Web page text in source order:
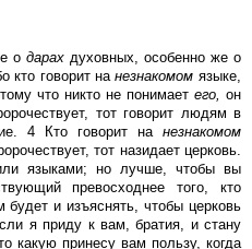
о дарахдуховных, особенно же о
кто говорит на незнакомом языке,
что никто не понимает его, он
тот говорит людям в
4 Кто говорит на незнакомом
тот назидает церковь.
языками; но лучше, чтобы вы
превосходнее того, кто
будет и изъяснять, чтобы церковь
я приду к вам, братия, и стану
какую принесу вам пользу, когда